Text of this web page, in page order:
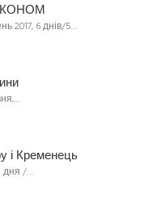
ЕКОНОМ
2017, 6 днів/5…
і Кременець
дня /…